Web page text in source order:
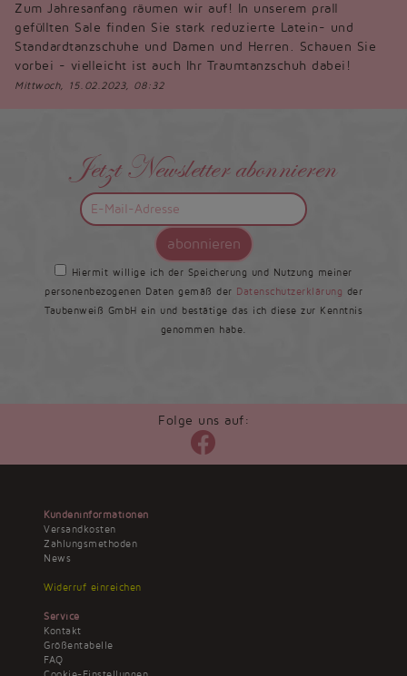
Zum Jahresanfang räumen wir auf! In unserem prall
gefüllten Sale finden Sie stark reduzierte Latein- und
Standardtanzschuhe und Damen und Herren. Schauen Sie
vorbei - vielleicht ist auch Ihr Traumtanzschuh dabei!
Mittwoch, 15.02.2023, 08:32
Jetzt Newsletter abonnieren
abonnieren
Hiermit willige ich der Speicherung und Nutzung meiner
personenbezogenen Daten gemäß der Datenschutzerklärung der
Taubenweiß GmbH ein und bestätige das ich diese zur Kenntnis
genommen habe.
Folge uns auf:
Kundeninformationen
Versandkosten
Zahlungsmethoden
News
Widerruf einreichen
Service
Kontakt
Größentabelle
FAQ